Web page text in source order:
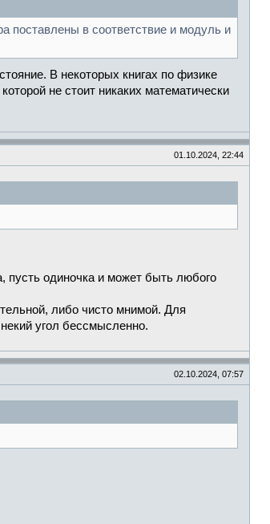
поставлены в соответствие и модуль и
В некоторых книгах по физике
не стоит никаких математически
01.10.2024, 22:44
пусть одиночка и может быть любого
либо чисто мнимой. Для
угол бессмысленно.
02.10.2024, 07:57